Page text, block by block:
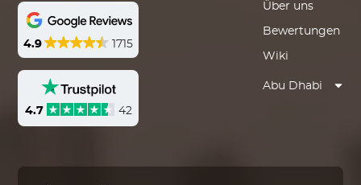
4.9 1715
4.7 42
Über uns
Bewertungen
Wiki
Abu Dhabi